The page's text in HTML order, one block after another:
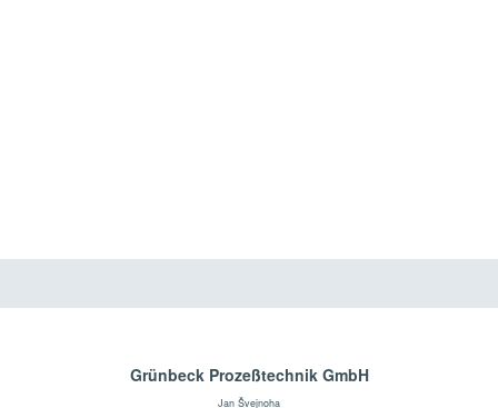
Grünbeck Prozeßtechnik GmbH
Jan Švejnoha